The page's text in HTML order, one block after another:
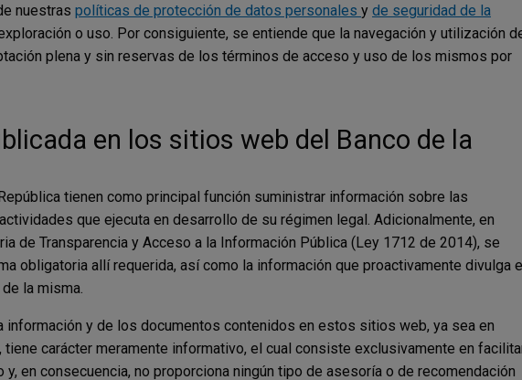
nuestras políticas de protección de datos personales y de seguridad de la
o uso. Por consiguiente, se entiende que la navegación y utilización
plena y sin reservas de los términos de acceso y uso de los mismos por
en los sitios web del Banco de la
tienen como principal función suministrar información sobre las
que ejecuta en desarrollo de su régimen legal. Adicionalmente, en
de Transparencia y Acceso a la Información Pública (Ley 1712 de 2014), se
obligatoria allí requerida, así como la información que proactivamente divulga
la misma.
información y de los documentos contenidos en estos sitios web, ya sea en
tiene carácter meramente informativo, el cual consiste exclusivamente en
en consecuencia, no proporciona ningún tipo de asesoría o de recomendación